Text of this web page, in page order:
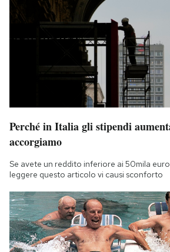
Perché in Italia gli stipendi
accorgiamo
Se avete un reddito inferiore ai 50mila
leggere questo articolo vi causi sconforto